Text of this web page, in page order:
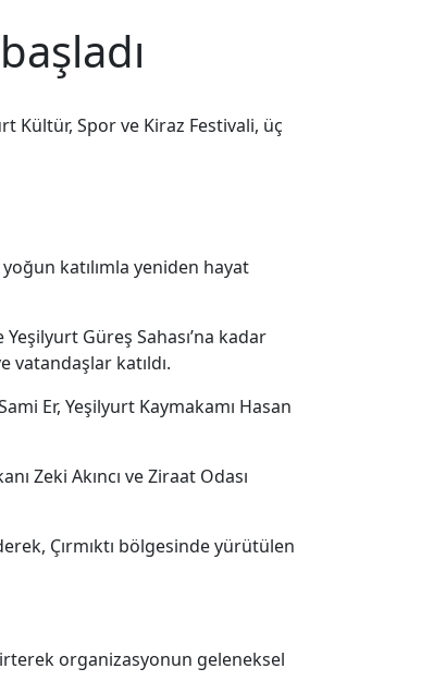
Kültür, Spor ve Kiraz Festivali, üç
katılımla yeniden hayat
Güreş Sahası’na kadar
katıldı.
Er, Yeşilyurt Kaymakamı Hasan
Zeki Akıncı ve Ziraat Odası
Çırmıktı bölgesinde yürütülen
organizasyonun geleneksel